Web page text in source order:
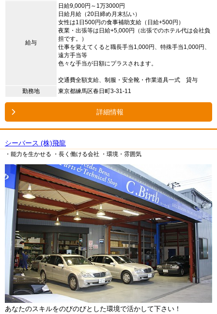
給与
日給9,000円～1万3000円
日給月給（20日締め月末払い）
女性は1日500円の食事補助支給（日給+500円）
夜業・出張等は日給+5,000円（出張でのホテル代は会社負
担です。）
仕事を覚えてくると職長手当1,000円、特殊手当1,000円、
遠方手当等
色々な手当が日額にプラスされます。
交通費全額支給、制服・安全靴・作業道具一式 貸与
勤務地
東京都練馬区春日町3-31-11
詳細情報
シーバース (株)飛龍
・能力を生かせる ・長く働ける会社 ・環境・雰囲気
あなたのスキルをのびのびとした環境で活かして下さい！